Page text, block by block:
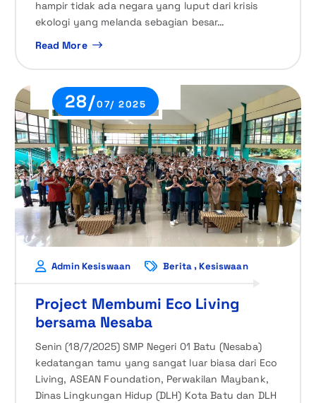
hampir tidak ada negara yang luput dari krisis
ekologi yang melanda sebagian besar…
Read More
28/07/ 2025
Admin Kesiswaan Berita,Kesiswaan
Project Membumi Eco Living
bersama Nesaba
Senin (18/7/2025) SMP Negeri 01 Batu (Nesaba)
kedatangan tamu yang sangat luar biasa dari Eco
Living, ASEAN Foundation, Perwakilan Maybank,
Dinas Lingkungan Hidup (DLH) Kota Batu dan DLH